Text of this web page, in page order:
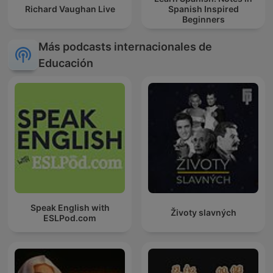
Richard Vaughan Live
Spanish Inspired
Beginners
Más podcasts internacionales de
Educación
Speak English with
ESLPod.com
Životy slavných